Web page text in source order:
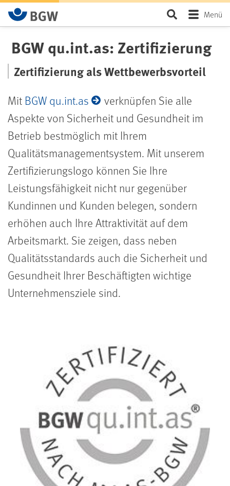
Zum Hauptinhalt springen SeiteMenü
BGW qu.int.as: Zertifizierung
Zertifizierung als Wettbewerbsvorteil
Mit BGW qu.int.as
verknüpfen Sie alle
Aspekte von Sicherheit und Gesundheit im
Betrieb bestmöglich mit Ihrem
Qualitätsmanagementsystem. Mit unserem
Zertifizierungslogo können Sie Ihre
Leistungsfähigkeit nicht nur gegenüber
Kundinnen und Kunden belegen, sondern
erhöhen auch Ihre Attraktivität auf dem
Arbeitsmarkt. Sie zeigen, dass neben
Qualitätsstandards auch die Sicherheit und
Gesundheit Ihrer Beschäftigten wichtige
Unternehmensziele sind.